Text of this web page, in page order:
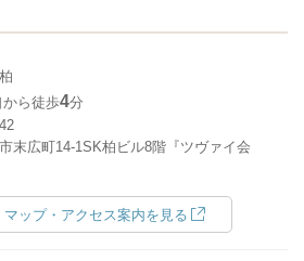
ら徒歩4分
末広町14-1SK柏ビル8階『ツヴァイ会
マップ・アクセス案内を見る